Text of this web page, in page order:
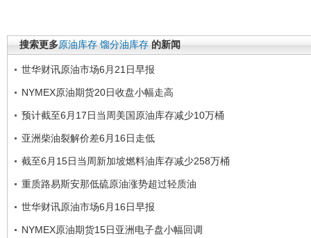
搜索更多原油库存 馏分油库存 的新闻
世华财讯原油市场6月21日早报
NYMEX原油期货20日收盘小幅走高
预计截至6月17日当周美国原油库存减少10万桶
亚洲柴油裂解价差6月16日走低
截至6月15日当周新加坡燃料油库存减少258万桶
重质路易斯安那低硫原油涨势超过轻质油
世华财讯原油市场6月16日早报
NYMEX原油期货15日亚洲电子盘小幅回调